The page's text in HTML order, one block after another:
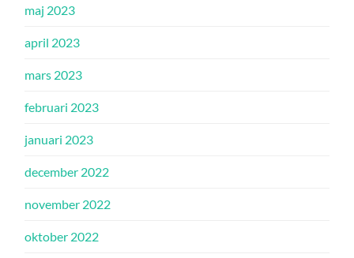
maj 2023
april 2023
mars 2023
februari 2023
januari 2023
december 2022
november 2022
oktober 2022